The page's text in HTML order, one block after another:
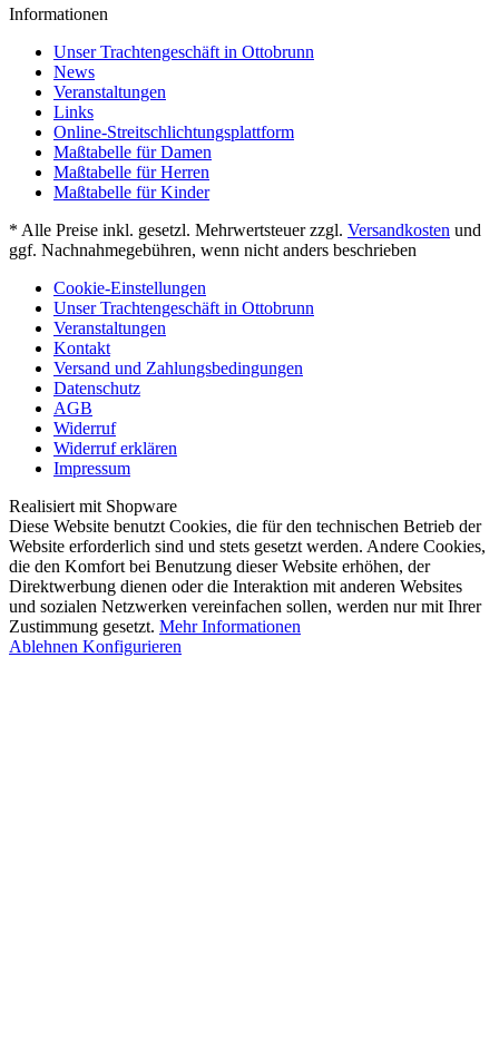
Informationen
Unser Trachtengeschäft in Ottobrunn
News
Veranstaltungen
Links
Online-Streitschlichtungsplattform
Maßtabelle für Damen
Maßtabelle für Herren
Maßtabelle für Kinder
* Alle Preise inkl. gesetzl. Mehrwertsteuer zzgl. Versandkosten und
ggf. Nachnahmegebühren, wenn nicht anders beschrieben
Cookie-Einstellungen
Unser Trachtengeschäft in Ottobrunn
Veranstaltungen
Kontakt
Versand und Zahlungsbedingungen
Datenschutz
AGB
Widerruf
Widerruf erklären
Impressum
Realisiert mit Shopware
Diese Website benutzt Cookies, die für den technischen Betrieb der
Website erforderlich sind und stets gesetzt werden. Andere Cookies,
die den Komfort bei Benutzung dieser Website erhöhen, der
Direktwerbung dienen oder die Interaktion mit anderen Websites
und sozialen Netzwerken vereinfachen sollen, werden nur mit Ihrer
Zustimmung gesetzt. Mehr Informationen
Ablehnen Konfigurieren